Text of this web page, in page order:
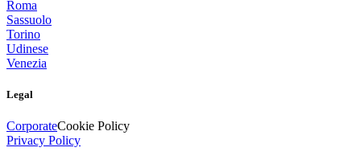
Roma
Sassuolo
Torino
Udinese
Venezia
Legal
CorporateCookie Policy
Privacy Policy